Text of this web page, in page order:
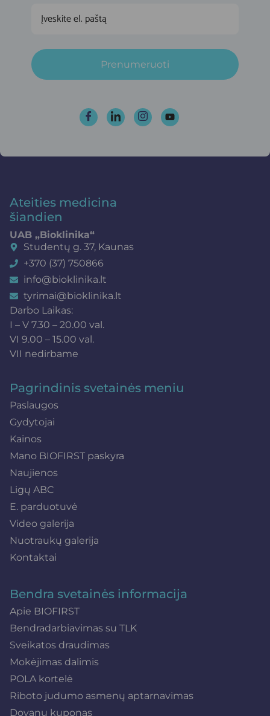
Prenumeruoti
Ateities medicina
šiandien
UAB „Bioklinika“
Studentų g. 37, Kaunas
+370 (37) 750866
info@bioklinika.lt
tyrimai@bioklinika.lt
Darbo Laikas:
I – V 7.30 – 20.00 val.
VI 9.00 – 15.00 val.
VII nedirbame
Pagrindinis svetainės meniu
Paslaugos
Gydytojai
Kainos
Mano BIOFIRST paskyra
Naujienos
Ligų ABC
E. parduotuvė
Video galerija
Nuotraukų galerija
Kontaktai
Bendra svetainės informacija
Apie BIOFIRST
Bendradarbiavimas su TLK
Sveikatos draudimas
Mokėjimas dalimis
POLA kortelė
Riboto judumo asmenų aptarnavimas
Dovanų kuponas